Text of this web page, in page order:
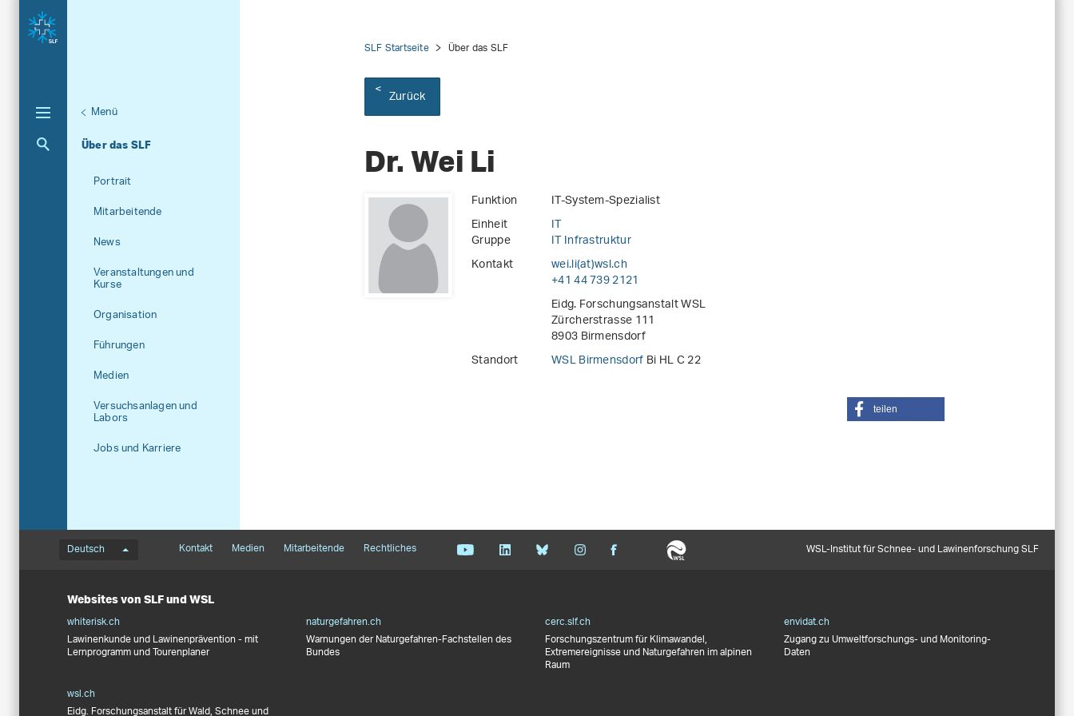
Menü
Über das SLF
Aktuelle Navigation
Portrait
Mitarbeitende
News
Veranstaltungen und
Kurse
Organisation
Führungen
Medien
Versuchsanlagen und
Labors
Jobs und Karriere
SLF Startseite Über das SLF
Zurück
Dr. Wei Li
Funktion
IT-System-Spezialist
Einheit
IT
Gruppe
IT Infrastruktur
Kontakt
wei.li(at)wsl.ch
+41 44 739 2121
Eidg. Forschungsanstalt WSL
Zürcherstrasse 111
8903 Birmensdorf
Standort
WSL BirmensdorfBi HL C 22
teilen
Sprachmenü
Deutsch
Footernavigation
Kontakt Medien Mitarbeitende Rechtliches WSL-Institut für Schnee- und Lawinenforschung SLF
Websites von SLF und WSL
whiterisk.ch
Lawinenkunde und Lawinenprävention - mit
Lernprogramm und Tourenplaner
naturgefahren.ch
Warnungen der Naturgefahren-Fachstellen des
Bundes
cerc.slf.ch
Forschungszentrum für Klimawandel,
Extremereignisse und Naturgefahren im alpinen
Raum
envidat.ch
Zugang zu Umweltforschungs- und Monitoring-
Daten
wsl.ch
Eidg. Forschungsanstalt für Wald, Schnee und